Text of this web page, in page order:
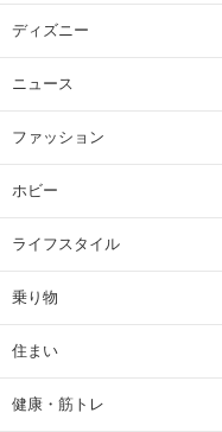
ディズニー
ニュース
ファッション
ホビー
ライフスタイル
乗り物
住まい
健康・筋トレ